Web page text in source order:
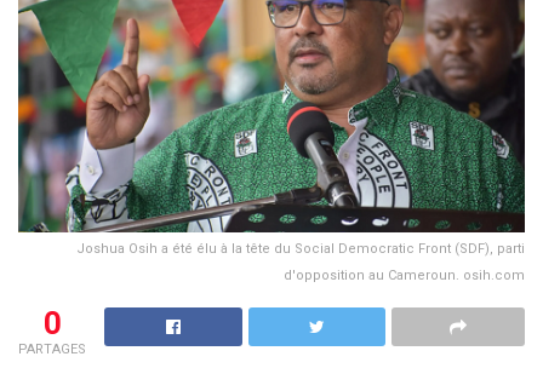
Joshua Osih a été élu à la tête du Social Democratic Front (SDF), parti
d'opposition au Cameroun. osih.com
0
PARTAGES